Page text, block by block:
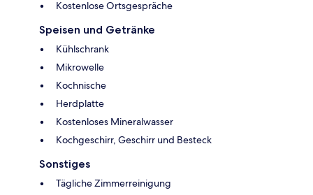
Kostenlose Ortsgespräche
Speisen und Getränke
Kühlschrank
Mikrowelle
Kochnische
Herdplatte
Kostenloses Mineralwasser
Kochgeschirr, Geschirr und Besteck
Sonstiges
Tägliche Zimmerreinigung